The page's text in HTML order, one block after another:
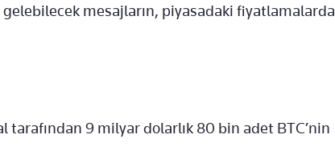
mesajların, piyasadaki fiyatlamalarda
9 milyar dolarlık 80 bin adet BTC’nin